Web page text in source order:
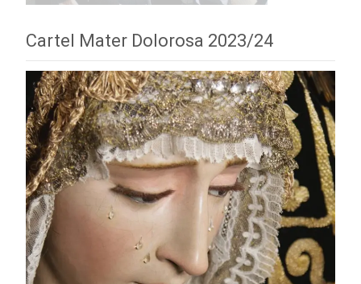
Cartel Mater Dolorosa 2023/24